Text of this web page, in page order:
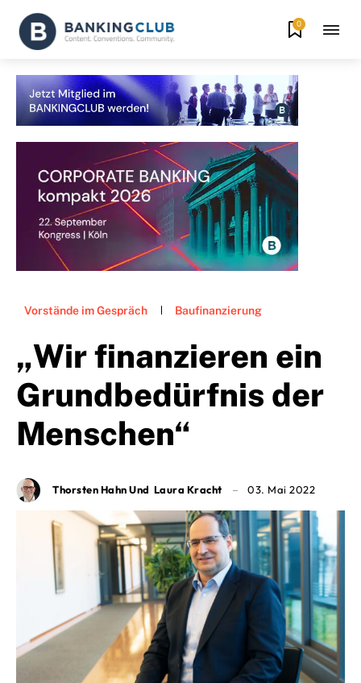
0
Vorstände im Gespräch Baufinanzierung
„Wir finanzieren ein
Grundbedürfnis der
Menschen“
Thorsten Hahn Und Laura Kracht 03. Mai 2022